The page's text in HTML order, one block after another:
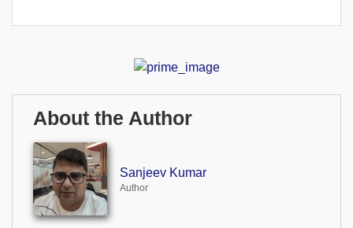
About the Author
Sanjeev Kumar
Author